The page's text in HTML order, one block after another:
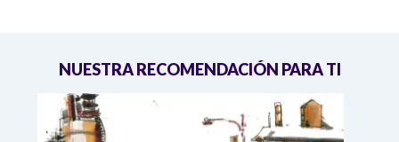
NUESTRA RECOMENDACIÓN PARA TI